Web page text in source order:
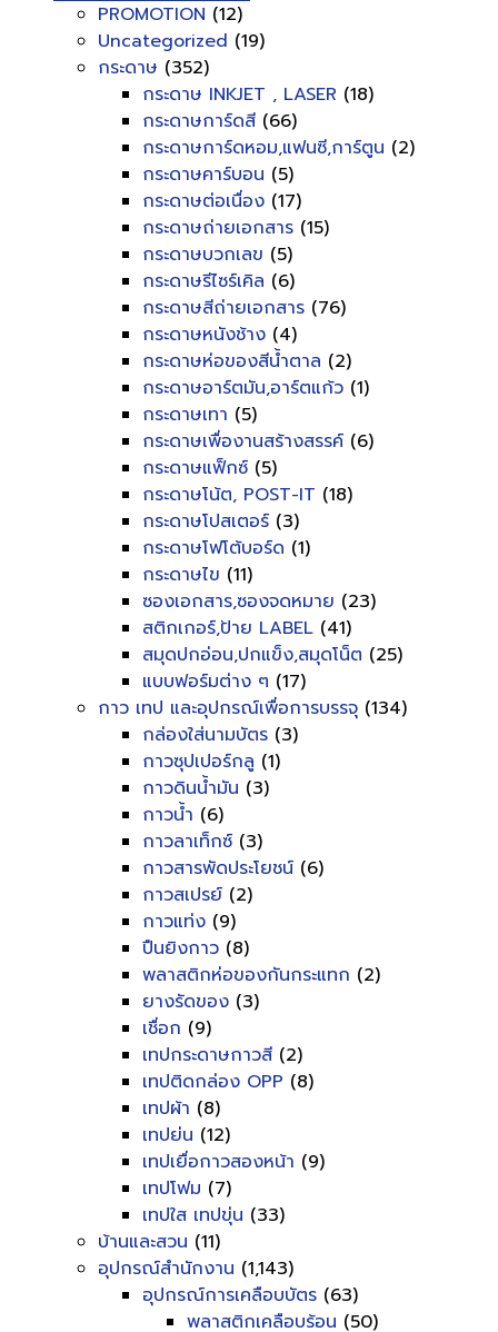
PROMOTION (12)
Uncategorized (19)
กระดาษ (352)
กระดาษ INKJET , LASER (18)
กระดาษการ์ดสี (66)
กระดาษการ์ดหอม,แฟนซี,การ์ตูน (2)
กระดาษคาร์บอน (5)
กระดาษต่อเนื่อง (17)
กระดาษถ่ายเอกสาร (15)
กระดาษบวกเลข (5)
กระดาษรีไซร์เคิล (6)
กระดาษสีถ่ายเอกสาร (76)
กระดาษหนังช้าง (4)
กระดาษห่อของสีน้ำตาล (2)
กระดาษอาร์ตมัน,อาร์ตแก้ว (1)
กระดาษเทา (5)
กระดาษเพื่องานสร้างสรรค์ (6)
กระดาษแฟ็กซ์ (5)
กระดาษโน้ต, POST-IT (18)
กระดาษโปสเตอร์ (3)
กระดาษโฟโต้บอร์ด (1)
กระดาษไข (11)
ซองเอกสาร,ซองจดหมาย (23)
สติกเกอร์,ป้าย LABEL (41)
สมุดปกอ่อน,ปกแข็ง,สมุดโน็ต (25)
แบบฟอร์มต่าง ๆ (17)
กาว เทป และอุปกรณ์เพื่อการบรรจุ (134)
กล่องใส่นามบัตร (3)
กาวซุปเปอร์กลู (1)
กาวดินน้ำมัน (3)
กาวน้ำ (6)
กาวลาเท็กซ์ (3)
กาวสารพัดประโยชน์ (6)
กาวสเปรย์ (2)
กาวแท่ง (9)
ปืนยิงกาว (8)
พลาสติกห่อของกันกระแทก (2)
ยางรัดของ (3)
เชื่อก (9)
เทปกระดาษกาวสี (2)
เทปติดกล่อง OPP (8)
เทปผ้า (8)
เทปย่น (12)
เทปเยื่อกาวสองหน้า (9)
เทปโฟม (7)
เทปใส เทปขุ่น (33)
บ้านและสวน (11)
อุปกรณ์สำนักงาน (1,143)
อุปกรณ์การเคลือบบัตร (63)
พลาสติกเคลือบร้อน (50)